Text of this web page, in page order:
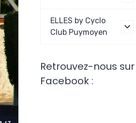
ELLES by Cyclo
Club Puymoyen
Retrouvez-nous sur
Facebook :